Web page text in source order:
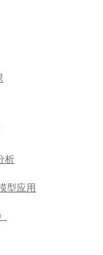
型应用
算机视觉的跨界之旅
科学动画篇